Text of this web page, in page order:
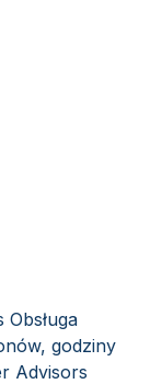
godziny
Advisors